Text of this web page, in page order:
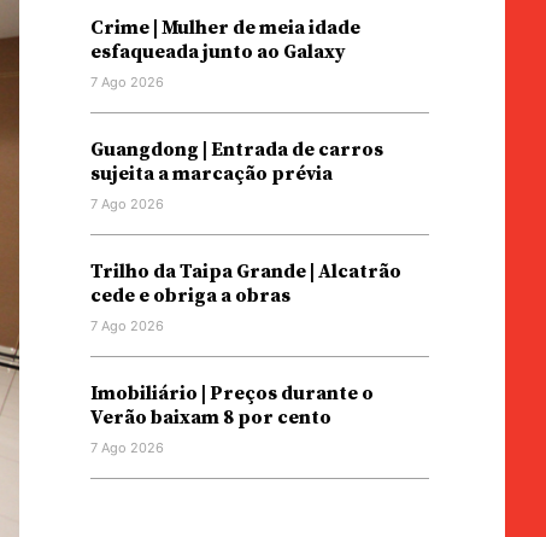
Crime | Mulher de meia idade
esfaqueada junto ao Galaxy
7 Ago 2026
Guangdong | Entrada de carros
sujeita a marcação prévia
7 Ago 2026
Trilho da Taipa Grande | Alcatrão
cede e obriga a obras
7 Ago 2026
Imobiliário | Preços durante o
Verão baixam 8 por cento
7 Ago 2026